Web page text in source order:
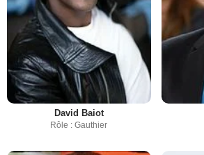
David Baiot
Rôle : Gauthier